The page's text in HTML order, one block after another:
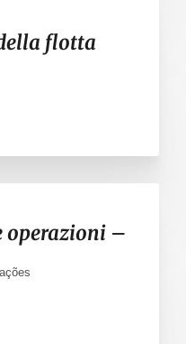
flotta
operazioni –